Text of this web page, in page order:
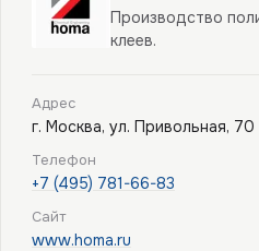
Производство
клеев.
Адрес
г. Москва, ул. Привольная, 70
Телефон
+7 (495) 781-66-83
Сайт
www.homa.ru